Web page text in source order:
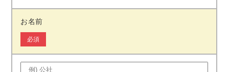
お名前
必須